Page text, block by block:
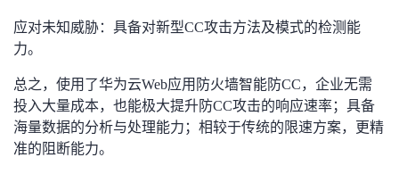
应对未知威胁：具备对新型CC攻击方法及模式的检测能
力。
总之，使用了华为云Web应用防火墙智能防CC，企业无需
投入大量成本，也能极大提升防CC攻击的响应速率；具备
海量数据的分析与处理能力；相较于传统的限速方案，更精
准的阻断能力。